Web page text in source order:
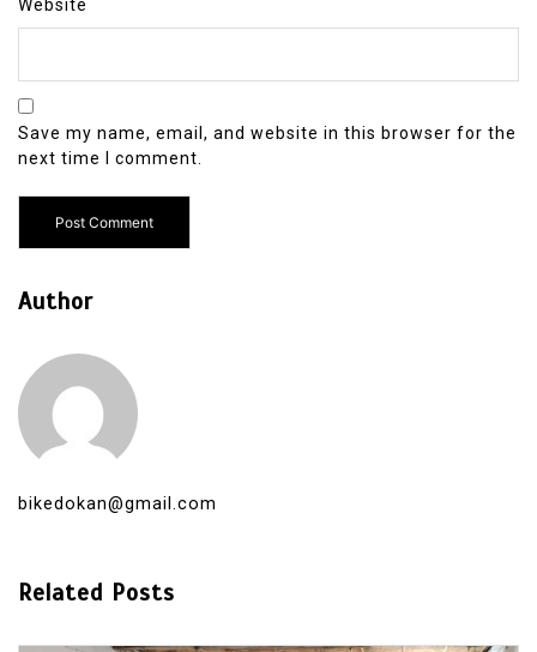
Website
Save my name, email, and website in this browser for the
next time I comment.
Author
bikedokan@gmail.com
Related Posts